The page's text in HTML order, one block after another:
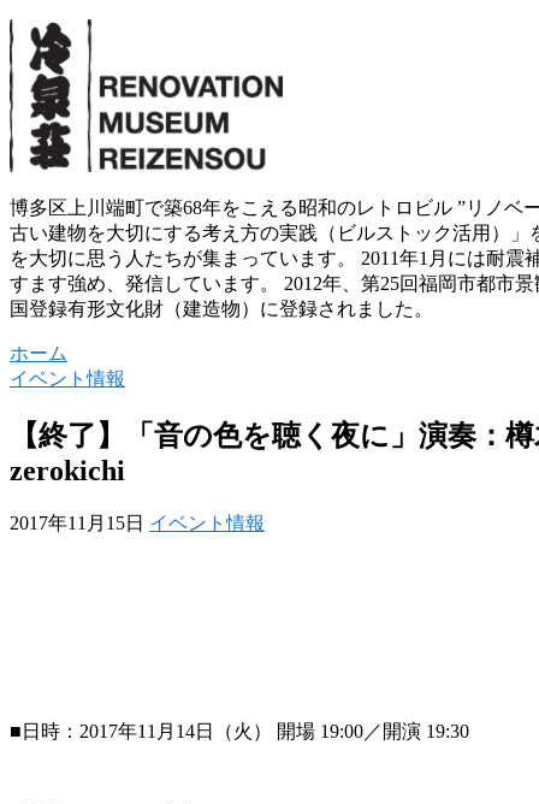
博多区上川端町で築68年をこえる昭和のレトロビル ”リノベ
古い建物を大切にする考え方の実践（ビルストック活用）
を大切に思う人たちが集まっています。 2011年1月には耐
すます強め、発信しています。 2012年、第25回福岡市都市
国登録有形文化財（建造物）に登録されました。
ホーム
イベント情報
【終了】「音の色を聴く夜に」演奏：
zerokichi
2017年11月15日 イベント情報
■日時：2017年11月14日（火） 開場 19:00／開演 19:30